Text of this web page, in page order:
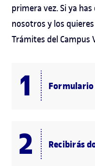
primera vez. Si ya
nosotros y los
Trámites del Campus
Recibirás